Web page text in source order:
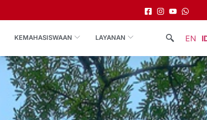
KEMAHASISWAAN LAYANAN EN